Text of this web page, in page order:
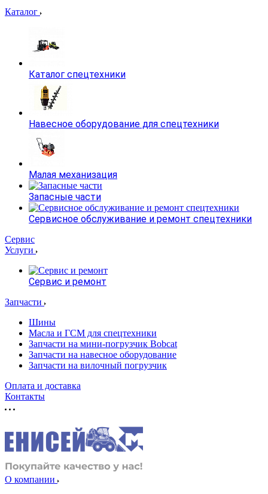
Каталог
Каталог спецтехники
Навесное оборудование для спецтехники
Малая механизация
Запасные части
Сервисное обслуживание и ремонт спецтехники
Сервис
Услуги
Сервис и ремонт
Запчасти
Шины
Масла и ГСМ для спецтехники
Запчасти на мини-погрузчик Bobcat
Запчасти на навесное оборудование
Запчасти на вилочный погрузчик
Оплата и доставка
Контакты
О компании